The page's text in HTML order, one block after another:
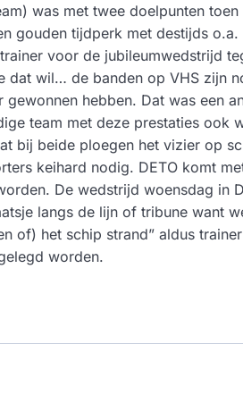
was met twee doelpunten
gouden tijdperk met destijds
voor de jubileumwedstrijd
dat wil… de banden op VHS zijn
gewonnen hebben. Dat was een
team met deze prestaties ook
bij beide ploegen het vizier op
keihard nodig. DETO komt
De wedstrijd woensdag in
langs de lijn of tribune want
of) het schip strand” aldus
worden.